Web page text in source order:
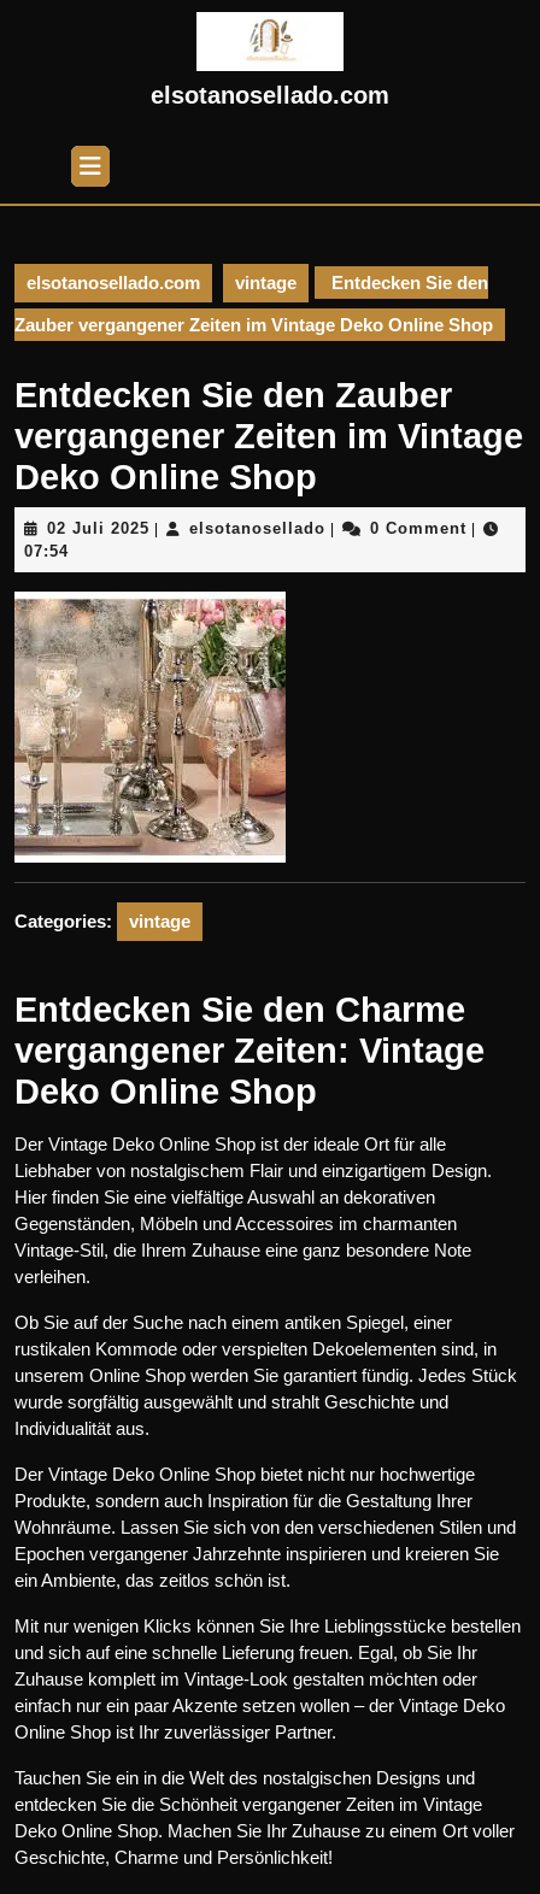
elsotanosellado.com
Open
Button
elsotanosellado.com vintage Entdecken Sie den
Zauber vergangener Zeiten im Vintage Deko Online Shop
Entdecken Sie den Zauber
vergangener Zeiten im Vintage
Deko Online Shop
02 Juli 2025 02
2025
| elsotanosellado elsotanosellado
| 0 Comment |
07:54
Categories: vintage
Entdecken Sie den Charme
vergangener Zeiten: Vintage
Deko Online Shop
Der Vintage Deko Online Shop ist der ideale Ort für alle
Liebhaber von nostalgischem Flair und einzigartigem Design.
Hier finden Sie eine vielfältige Auswahl an dekorativen
Gegenständen, Möbeln und Accessoires im charmanten
Vintage-Stil, die Ihrem Zuhause eine ganz besondere Note
verleihen.
Ob Sie auf der Suche nach einem antiken Spiegel, einer
rustikalen Kommode oder verspielten Dekoelementen sind, in
unserem Online Shop werden Sie garantiert fündig. Jedes Stück
wurde sorgfältig ausgewählt und strahlt Geschichte und
Individualität aus.
Der Vintage Deko Online Shop bietet nicht nur hochwertige
Produkte, sondern auch Inspiration für die Gestaltung Ihrer
Wohnräume. Lassen Sie sich von den verschiedenen Stilen und
Epochen vergangener Jahrzehnte inspirieren und kreieren Sie
ein Ambiente, das zeitlos schön ist.
Mit nur wenigen Klicks können Sie Ihre Lieblingsstücke bestellen
und sich auf eine schnelle Lieferung freuen. Egal, ob Sie Ihr
Zuhause komplett im Vintage-Look gestalten möchten oder
einfach nur ein paar Akzente setzen wollen – der Vintage Deko
Online Shop ist Ihr zuverlässiger Partner.
Tauchen Sie ein in die Welt des nostalgischen Designs und
entdecken Sie die Schönheit vergangener Zeiten im Vintage
Deko Online Shop. Machen Sie Ihr Zuhause zu einem Ort voller
Geschichte, Charme und Persönlichkeit!